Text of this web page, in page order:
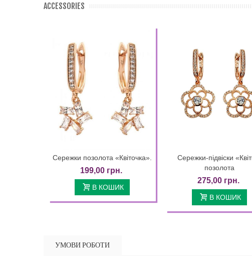
ACCESSORIES
Quick view
Сережки позолота «Квіточка».
199,00 грн.
В КОШИК
Quick view
Сережки-підвіски
позолота
275,00 грн.
В КОШИК
УМОВИ РОБОТИ